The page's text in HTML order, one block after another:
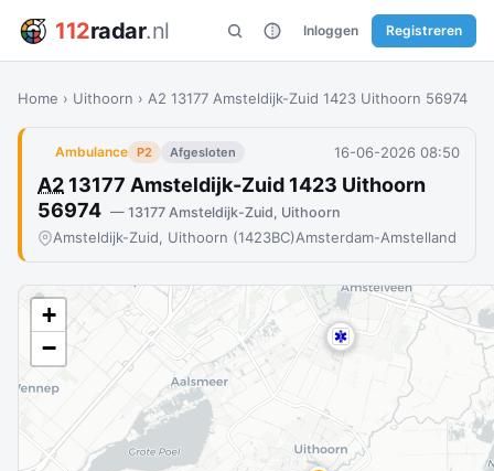
112radar.nl Inloggen Registreren
Home › Uithoorn › A2 13177 Amsteldijk-Zuid 1423 Uithoorn 56974
Ambulance P2 Afgesloten 16-06-2026 08:50
A2 13177 Amsteldijk-Zuid 1423 Uithoorn
56974 — 13177 Amsteldijk-Zuid, Uithoorn
Amsteldijk-Zuid, Uithoorn (1423BC)Amsterdam-Amstelland
+
−